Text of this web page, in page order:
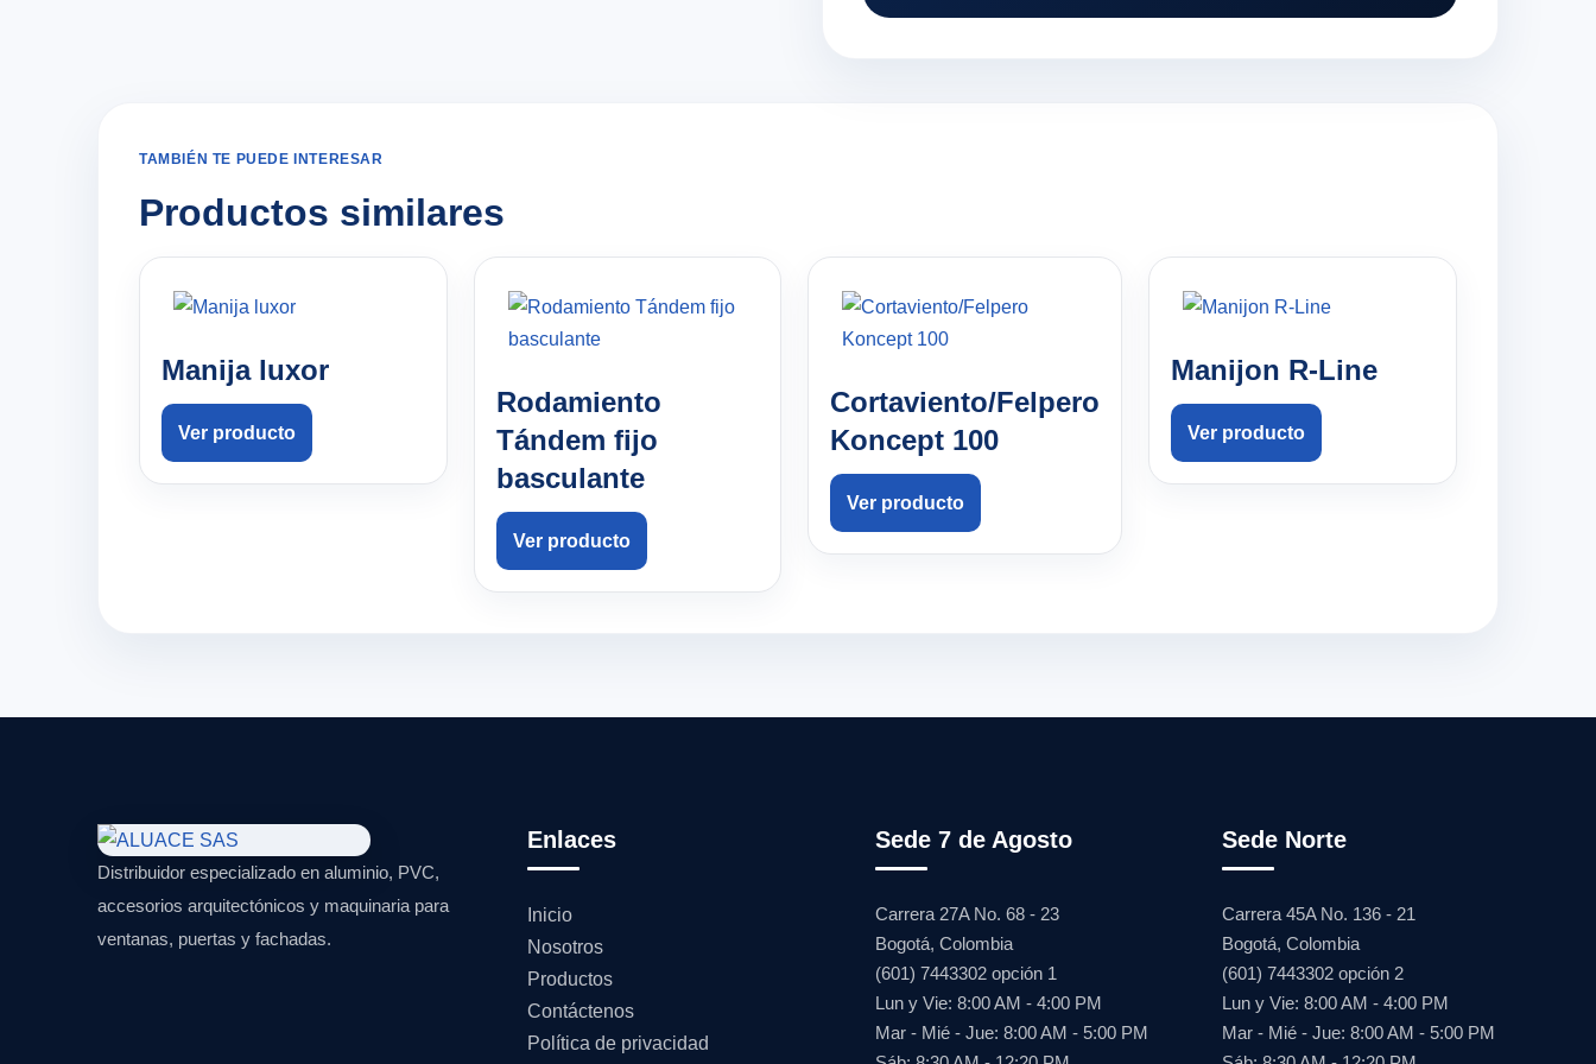
TAMBIÉN TE PUEDE INTERESAR
Productos similares
Manija luxor
Ver producto
Rodamiento
Tándem fijo
basculante
Ver producto
Cortaviento/Felpero
Koncept 100
Ver producto
Manijon R-Line
Ver producto
Distribuidor especializado en aluminio, PVC,
accesorios arquitectónicos y maquinaria para
ventanas, puertas y fachadas.
Enlaces
Inicio
Nosotros
Productos
Contáctenos
Política de privacidad
Sede 7 de Agosto
Carrera 27A No. 68 - 23
Bogotá, Colombia
(601) 7443302 opción 1
Lun y Vie: 8:00 AM - 4:00 PM
Mar - Mié - Jue: 8:00 AM - 5:00 PM
Sede Norte
Carrera 45A No. 136 - 21
Bogotá, Colombia
(601) 7443302 opción 2
Lun y Vie: 8:00 AM - 4:00 PM
Mar - Mié - Jue: 8:00 AM - 5:00 PM